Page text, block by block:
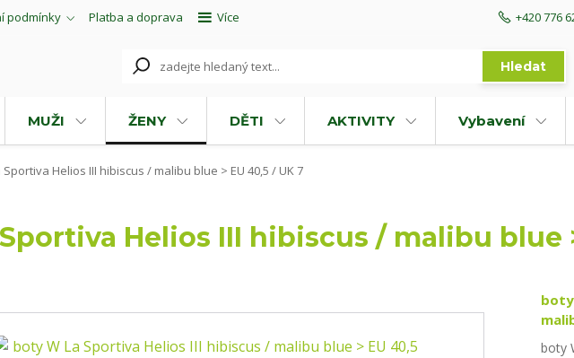
podmínky Platba a doprava Více
Hledat
+420 776
MUŽI ŽENY DĚTI AKTIVITY Vybavení
Sportiva Helios III hibiscus / malibu blue > EU 40,5 / UK 7
Helios III hibiscus / malibu blue
boty
boty